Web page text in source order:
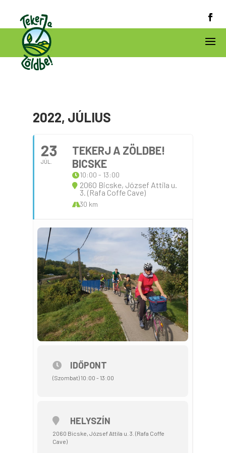
2022, JÚLIUS
23
JÚL.
TEKERJ A ZÖLDBE!
BICSKE
10:00 - 13:00
2060 Bicske, József Attila u.
3. (Rafa Coffe Cave)
30 km
IDŐPONT
(Szombat) 10:00 - 13:00
HELYSZÍN
2060 Bicske, József Attila u. 3. (Rafa Coffe
Cave)